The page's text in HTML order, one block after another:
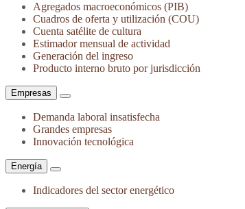
Agregados macroeconómicos (PIB)
Cuadros de oferta y utilización (COU)
Cuenta satélite de cultura
Estimador mensual de actividad
Generación del ingreso
Producto interno bruto por jurisdicción
Empresas
Demanda laboral insatisfecha
Grandes empresas
Innovación tecnológica
Energía
Indicadores del sector energético